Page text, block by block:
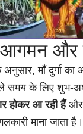
आगमन और
माँ दुर्गा
समय के लिए शुभ-
होकर आ रही हैंऔर
माना जाता है।